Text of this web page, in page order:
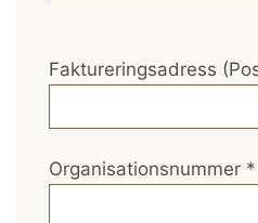
Faktureringsadress
Organisationsnummer *